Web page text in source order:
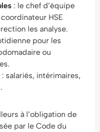
: le chef d’équipe
HSE
les analyse.
pour les
ou
: salariés, intérimaires,
à l’obligation de
par le Code du